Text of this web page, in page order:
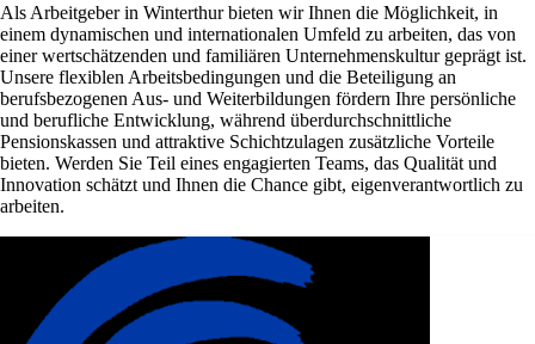
Als Arbeitgeber in Winterthur bieten wir Ihnen die Möglichkeit, in
einem dynamischen und internationalen Umfeld zu arbeiten, das von
einer wertschätzenden und familiären Unternehmenskultur geprägt ist.
Unsere flexiblen Arbeitsbedingungen und die Beteiligung an
berufsbezogenen Aus- und Weiterbildungen fördern Ihre persönliche
und berufliche Entwicklung, während überdurchschnittliche
Pensionskassen und attraktive Schichtzulagen zusätzliche Vorteile
bieten. Werden Sie Teil eines engagierten Teams, das Qualität und
Innovation schätzt und Ihnen die Chance gibt, eigenverantwortlich zu
arbeiten.